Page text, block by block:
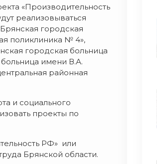
«Производительность
реализовываться
городская
поликлиника № 4»,
городская больница
имени В.А.
районная
и социального
проекты по
РФ» или
Брянской области.